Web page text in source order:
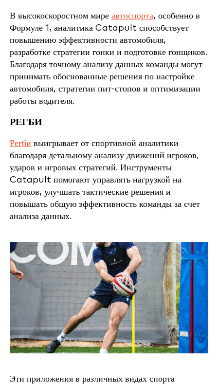
В высокоскоростном мире автоспорта, особенно в
Формуле 1, аналитика Catapult способствует
повышению эффективности автомобиля,
разработке стратегии гонки и подготовке гонщиков.
Благодаря точному анализу данных команды могут
принимать обоснованные решения по настройке
автомобиля, стратегии пит-стопов и оптимизации
работы водителя.
РЕГБИ
Регби выигрывает от спортивной аналитики
благодаря детальному анализу движений игроков,
ударов и игровых стратегий. Инструменты
Catapult помогают управлять нагрузкой на
игроков, улучшать тактические решения и
повышать общую эффективность команды за счет
анализа данных.
Эти приложения в различных видах спорта